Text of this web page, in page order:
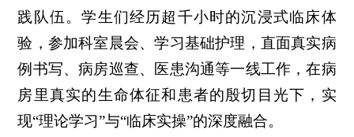
践队伍。学生们经历超千小时的沉浸式临床体
验，参加科室晨会、学习基础护理，直面真实病
例书写、病房巡查、医患沟通等一线工作，在病
房里真实的生命体征和患者的殷切目光下，实
现“理论学习”与“临床实操”的深度融合。